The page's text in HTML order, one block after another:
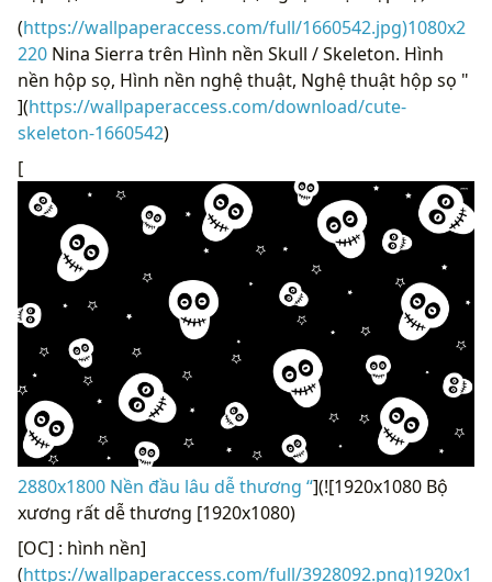
(https://wallpaperaccess.com/full/1660542.jpg)1080x2
220 Nina Sierra trên Hình nền Skull / Skeleton. Hình
nền hộp sọ, Hình nền nghệ thuật, Nghệ thuật hộp sọ "
](https://wallpaperaccess.com/download/cute-
skeleton-1660542)
[
2880x1800 Nền đầu lâu dễ thương “](![1920x1080 Bộ
xương rất dễ thương [1920x1080)
[OC] : hình nền]
(https://wallpaperaccess.com/full/3928092.png)1920x1